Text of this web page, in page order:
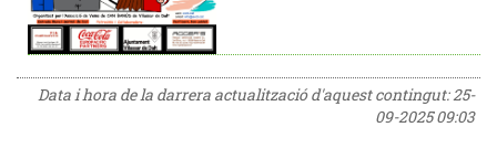
Data i hora de la darrera actualització d'aquest contingut:25-
09-2025 09:03